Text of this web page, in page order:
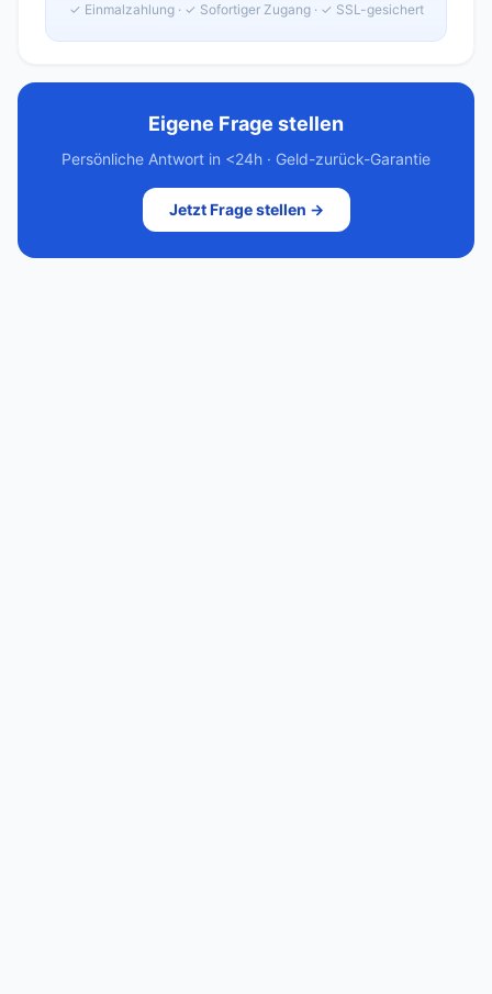
✓ Einmalzahlung · ✓ Sofortiger Zugang · ✓ SSL-gesichert
Eigene Frage stellen
Persönliche Antwort in <24h · Geld-zurück-Garantie
Jetzt Frage stellen →